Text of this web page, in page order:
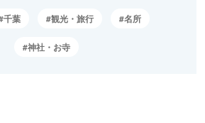
千葉 観光・旅行 名所
神社・お寺